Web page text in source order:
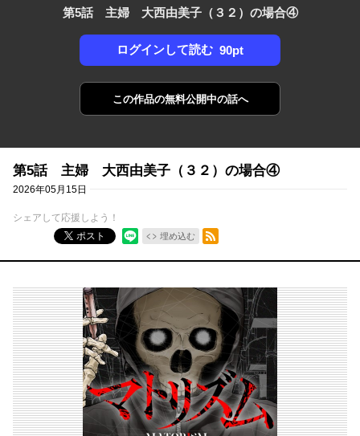
第5話 主婦 大西由美子（３２）の場合④
ログインして読む 90pt
この作品の無料公開中の話へ
第5話 主婦 大西由美子（３２）の場合④
2026年05月15日
シェアして応援しよう！
ポスト
埋め込む
RSSフィード